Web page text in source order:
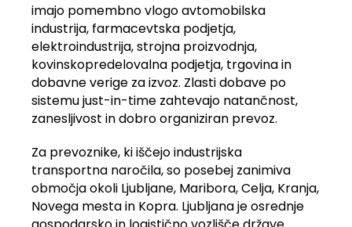
imajo pomembno vlogo avtomobilska
industrija, farmacevtska podjetja,
elektroindustrija, strojna proizvodnja,
kovinskopredelovalna podjetja, trgovina in
dobavne verige za izvoz. Zlasti dobave po
sistemu just-in-time zahtevajo natančnost,
zanesljivost in dobro organiziran prevoz.
Za prevoznike, ki iščejo industrijska
transportna naročila, so posebej zanimiva
območja okoli Ljubljane, Maribora, Celja, Kranja,
Novega mesta in Kopra. Ljubljana je osrednje